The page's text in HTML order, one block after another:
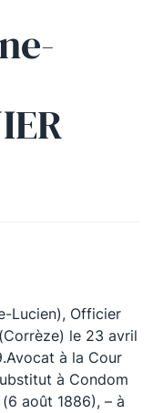
Lucien), Officier
le 23 avril
à la Cour
à Condom
août 1886), – à